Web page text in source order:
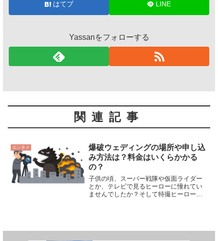
はてブ LINE
Yassanをフォローする
関連記事
エンタメ
爆破ウェディングの場所や申し込
み方法は？料金はいくらかかる
の？
子供の頃、スーパー戦隊や仮面ライダー
とか、テレビで見るヒーローに憧れてい
ませんでしたか？そして特撮ヒーローと